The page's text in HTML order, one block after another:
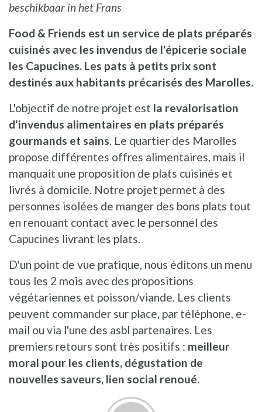
beschikbaar in het Frans
Food & Friends est un service de plats préparés
cuisinés avec les invendus de l'épicerie sociale
les Capucines. Les pats à petits prix sont
destinés aux habitants précarisés des Marolles.
L'objectif de notre projet est la revalorisation
d'invendus alimentaires en plats préparés
gourmands et sains. Le quartier des Marolles
propose différentes offres alimentaires, mais il
manquait une proposition de plats cuisinés et
livrés à domicile. Notre projet permet à des
personnes isolées de manger des bons plats tout
en renouant contact avec le personnel des
Capucines livrant les plats.
D'un point de vue pratique, nous éditons un menu
tous les 2 mois avec des propositions
végétariennes et poisson/viande. Les clients
peuvent commander sur place, par téléphone, e-
mail ou via l'une des asbl partenaires. Les
premiers retours sont très positifs : meilleur
moral pour les clients, dégustation de
nouvelles saveurs, lien social renoué.